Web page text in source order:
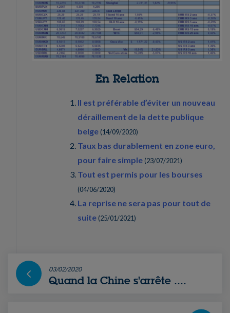
En Relation
Il est préférable d’éviter un nouveau
déraillement de la dette publique
belge (14/09/2020)
Taux bas durablement en zone euro,
pour faire simple (23/07/2021)
Tout est permis pour les bourses
(04/06/2020)
La reprise ne sera pas pour tout de
suite (25/01/2021)
03/02/2020
Quand la Chine s'arrête ....